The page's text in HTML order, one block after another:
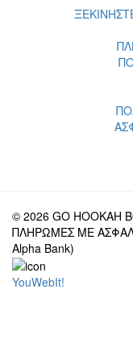
© 2026 GO HOOKAH
ΠΛΗΡΩΜΕΣ ΜΕ
Alpha Bank)
YouWebIt!